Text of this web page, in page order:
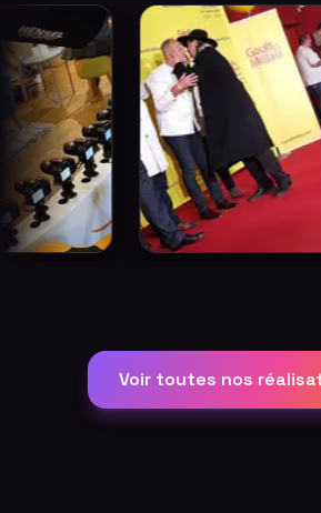
Voir toutes nos